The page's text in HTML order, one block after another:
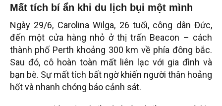
Mất tích bí ẩn khi du lịch bụi một mình
Ngày 29/6, Carolina Wilga, 26 tuổi, công dân Đức,
đến một cửa hàng nhỏ ở thị trấn Beacon – cách
thành phố Perth khoảng 300 km về phía đông bắc.
Sau đó, cô hoàn toàn mất liên lạc với gia đình và
bạn bè. Sự mất tích bất ngờ khiến người thân hoảng
hốt và nhanh chóng báo cảnh sát.